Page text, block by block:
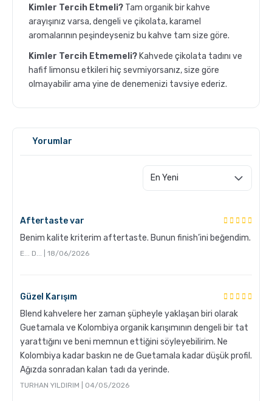
Kimler Tercih Etmeli? Tam organik bir kahve
arayışınız varsa, dengeli ve çikolata, karamel
aromalarının peşindeyseniz bu kahve tam size göre.
Kimler Tercih Etmemeli? Kahvede çikolata tadını ve
hafif limonsu etkileri hiç sevmiyorsanız, size göre
olmayabilir ama yine de denemenizi tavsiye ederiz.
Yorumlar
Aftertaste var
Benim kalite kriterim aftertaste. Bunun finish’ini beğendim.
E... D... | 18/06/2026
Güzel Karışım
Blend kahvelere her zaman şüpheyle yaklaşan biri olarak
Guetamala ve Kolombiya organik karışımının dengeli bir tat
yarattığını ve beni memnun ettiğini söyleyebilirim. Ne
Kolombiya kadar baskın ne de Guetamala kadar düşük profil.
Ağızda sonradan kalan tadı da yerinde.
TURHAN YILDIRIM | 04/05/2026